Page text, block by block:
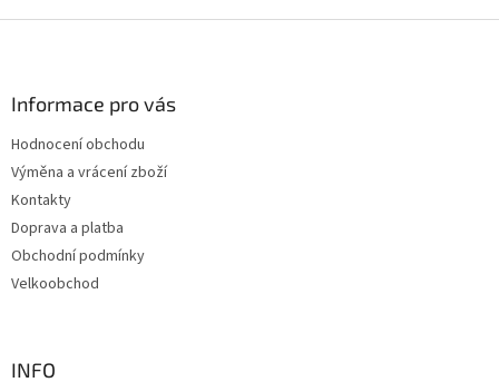
Informace pro vás
Hodnocení obchodu
Výměna a vrácení zboží
Kontakty
Doprava a platba
Obchodní podmínky
Velkoobchod
INFO